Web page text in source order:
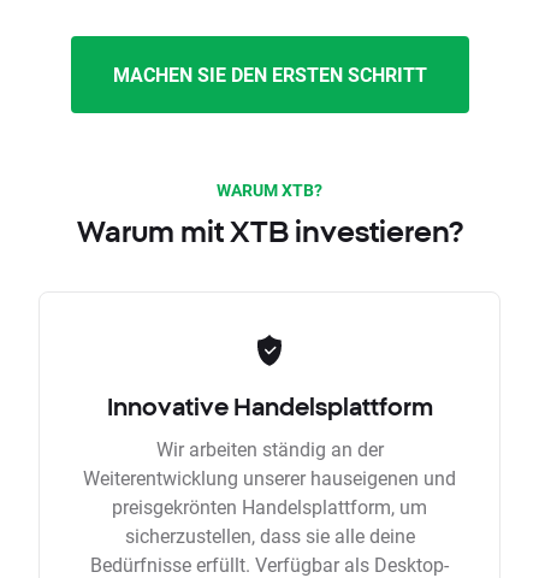
MACHEN SIE DEN ERSTEN SCHRITT
WARUM XTB?
Warum mit XTB investieren?
Innovative Handelsplattform
Wir arbeiten ständig an der
Weiterentwicklung unserer hauseigenen und
preisgekrönten Handelsplattform, um
sicherzustellen, dass sie alle deine
Bedürfnisse erfüllt. Verfügbar als Desktop-